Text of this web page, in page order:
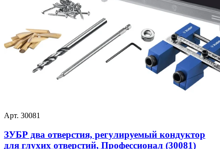
Арт. 30081
ЗУБР два отверстия, регулируемый кондуктор
для глухих отверстий, Профессионал (30081)